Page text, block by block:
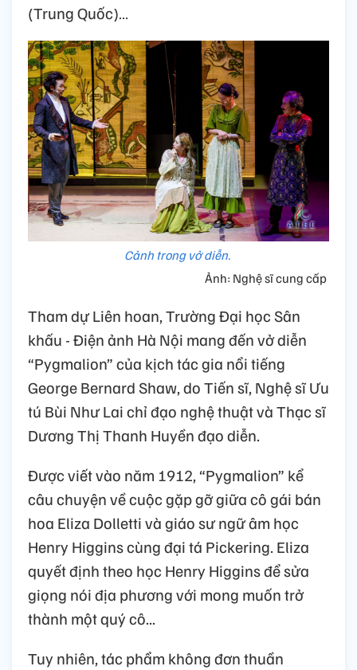
(Trung Quốc)…
Cảnh trong vở diễn.
Ảnh: Nghệ sĩ cung cấp
Tham dự Liên hoan, Trường Đại học Sân
khấu - Điện ảnh Hà Nội mang đến vở diễn
“Pygmalion” của kịch tác gia nổi tiếng
George Bernard Shaw, do Tiến sĩ, Nghệ sĩ Ưu
tú Bùi Như Lai chỉ đạo nghệ thuật và Thạc sĩ
Dương Thị Thanh Huyền đạo diễn.
Được viết vào năm 1912, “Pygmalion” kể
câu chuyện về cuộc gặp gỡ giữa cô gái bán
hoa Eliza Dolletti và giáo sư ngữ âm học
Henry Higgins cùng đại tá Pickering. Eliza
quyết định theo học Henry Higgins để sửa
giọng nói địa phương với mong muốn trở
thành một quý cô...
Tuy nhiên, tác phẩm không đơn thuần